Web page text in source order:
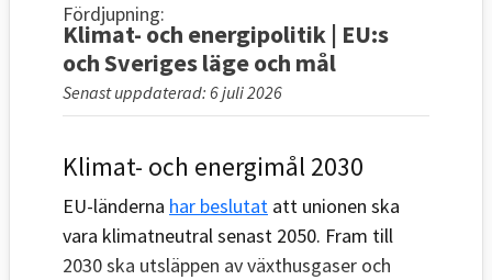
Fördjupning:
Klimat- och energipolitik | EU:s
och Sveriges läge och mål
Senast uppdaterad: 6 juli 2026
Klimat- och energimål 2030
EU-länderna har beslutat att unionen ska
vara klimatneutral senast 2050. Fram till
2030 ska utsläppen av växthusgaser och